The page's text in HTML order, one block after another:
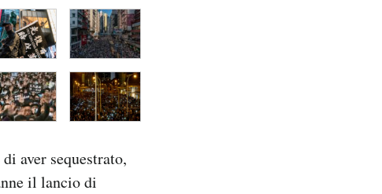
aver sequestrato,
il lancio di